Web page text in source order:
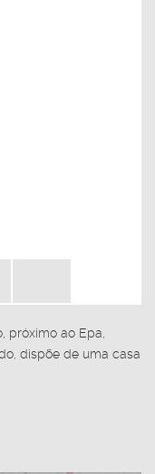
próximo ao Epa,
dispõe de uma casa